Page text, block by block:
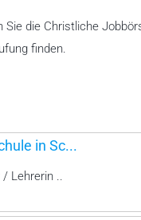
die Christliche
finden.
in Sc...
/ Lehrerin ..